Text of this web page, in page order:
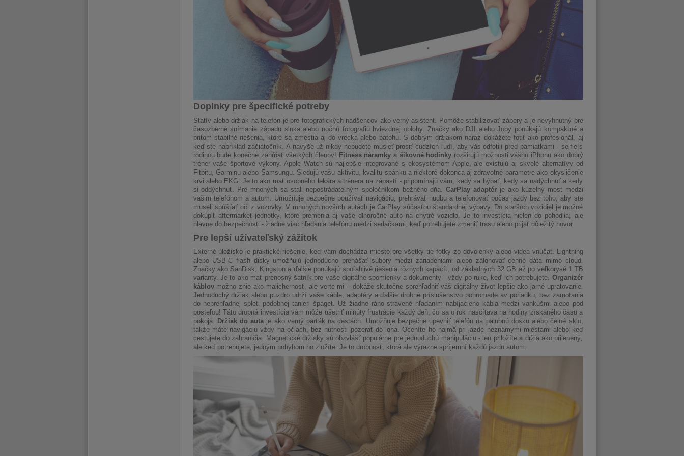
Doplnky pre špecifické potreby
Statív alebo držiak na telefón je pre fotografických nadšencov ako verný asistent. Pomôže stabilizovať zábery a je nevyhnutný pre
časozberné snímanie západu slnka alebo nočnú fotografiu hviezdnej oblohy. Značky ako DJI alebo Joby ponúkajú kompaktné a
pritom stabilné riešenia, ktoré sa zmestia aj do vrecka alebo batohu. S dobrým držiakom naraz dokážete fotiť ako profesionál, aj
keď ste napríklad začiatočník. A navyše už nikdy nebudete musieť prosiť cudzích ľudí, aby vás odfotili pred pamiatkami - selfie s
rodinou bude konečne zahŕňať všetkých členov! Fitness náramky a šikovné hodinky rozširujú možnosti vášho iPhonu ako dobrý
tréner vaše športové výkony. Apple Watch sú najlepšie integrované s ekosystémom Apple, ale existujú aj skvelé alternatívy od
Fitbitu, Garminu alebo Samsungu. Sledujú vašu aktivitu, kvalitu spánku a niektoré dokonca aj zdravotné parametre ako okysličenie
krvi alebo EKG. Je to ako mať osobného lekára a trénera na zápästí - pripomínajú vám, kedy sa hýbať, kedy sa nadýchnuť a kedy
si oddýchnuť. Pre mnohých sa stali nepostrádateľným spoločníkom bežného dňa.CarPlay adaptér je ako kúzelný most medzi
vašim telefónom a autom. Umožňuje bezpečne používať navigáciu, prehrávať hudbu a telefonovať počas jazdy bez toho, aby ste
museli spúšťať oči z vozovky. V mnohých novších autách je CarPlay súčasťou štandardnej výbavy. Do starších vozidiel je možné
dokúpiť aftermarket jednotky, ktoré premenia aj vaše dlhoročné auto na chytré vozidlo. Je to investícia nielen do pohodlia, ale
hlavne do bezpečnosti - žiadne viac hľadania telefónu medzi sedačkami, keď potrebujete zmeniť trasu alebo prijať dôležitý hovor.
Pre lepší užívateľský zážitok
Externé úložisko je praktické riešenie, keď vám dochádza miesto pre všetky tie fotky zo dovolenky alebo videa vnúčat. Lightning
alebo USB-C flash disky umožňujú jednoducho prenášať súbory medzi zariadeniami alebo zálohovať cenné dáta mimo cloud.
Značky ako SanDisk, Kingston a ďalšie ponúkajú spoľahlivé riešenia rôznych kapacít, od základných 32 GB až po veľkorysé 1 TB
varianty. Je to ako mať prenosný šatník pre vaše digitálne spomienky a dokumenty - vždy po ruke, keď ich potrebujete. Organizér
káblovmožno znie ako malichernosť, ale verte mi – dokáže skutočne sprehľadniť váš digitálny život lepšie ako jarné upratovanie.
Jednoduchý držiak alebo puzdro udrží vaše káble, adaptéry a ďalšie drobné príslušenstvo pohromade av poriadku, bez zamotania
do neprehľadnej spleti podobnej tanieri špaget. Už žiadne ráno strávené hľadaním nabíjacieho kábla medzi vankúšmi alebo pod
posteľou! Táto drobná investícia vám môže ušetriť minúty frustrácie každý deň, čo sa o rok nasčítava na hodiny získaného času a
pokoja.
Držiak do auta je ako verný parťák na cestách. Umožňuje bezpečne upevniť telefón na palubnú dosku alebo čelné sklo,
takže máte navigáciu vždy na očiach, bez nutnosti pozerať do lona. Oceníte ho najmä pri jazde neznámymi miestami alebo keď
cestujete do zahraničia. Magnetické držiaky sú obzvlášť populárne pre jednoduchú manipuláciu - len priložíte a držia ako prilepený,
ale keď potrebujete, jedným pohybom ho zložíte. Je to drobnosť, ktorá ale výrazne spríjemní každú jazdu autom.